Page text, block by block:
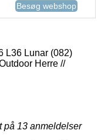
Besøg webshop
L36 Lunar (082)
Herre //
på 13 anmeldelser